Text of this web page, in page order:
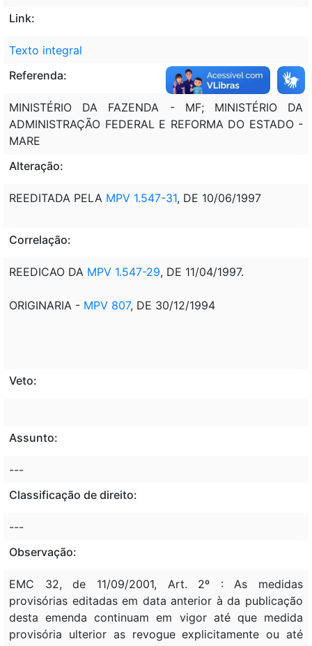
Link:
Texto integral
Referenda:
MINISTÉRIO DA FAZENDA - MF; MINISTÉRIO DA
ADMINISTRAÇÃO FEDERAL E REFORMA DO ESTADO -
MARE
Alteração:
REEDITADA PELA MPV 1.547-31, DE 10/06/1997
Correlação:
REEDICAO DA MPV 1.547-29, DE 11/04/1997.
ORIGINARIA - MPV 807, DE 30/12/1994
Veto:
Assunto:
---
Classificação de direito:
---
Observação:
EMC 32, de 11/09/2001, Art. 2º : As medidas
provisórias editadas em data anterior à da publicação
desta emenda continuam em vigor até que medida
provisória ulterior as revogue explicitamente ou até